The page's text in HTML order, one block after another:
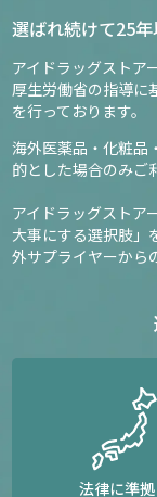
選ばれ続けて25年
アイドラッグストア
厚生労働省の指導に
を行っております。
海外医薬品・化粧品
的とした場合のみご
アイドラッグストア
大事にする選択肢」
外サプライヤーから
法律に準